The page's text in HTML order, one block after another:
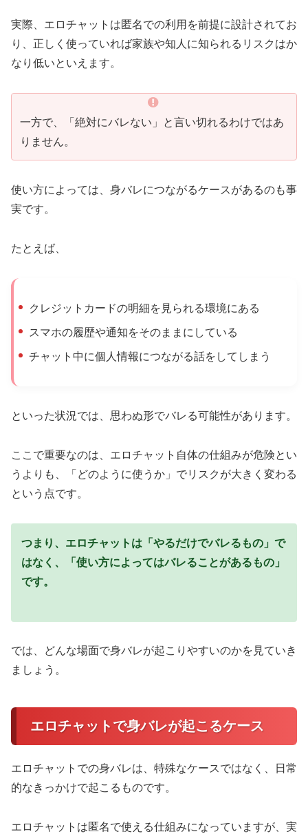
クレジットカードの明細にはどう表
示されますか？
家族や恋人にバレるケースは多いで
実際、エロチャットは匿名での利用を前提に設計されてお
り、正しく使っていれば家族や知人に知られるリスクはか
なり低いといえます。
一方で、「絶対にバレない」と言い切れるわけではあ
りません。
使い方によっては、身バレにつながるケースがあるのも事
実です。
たとえば、
クレジットカードの明細を見られる環境にある
スマホの履歴や通知をそのままにしている
チャット中に個人情報につながる話をしてしまう
といった状況では、思わぬ形でバレる可能性があります。
ここで重要なのは、エロチャット自体の仕組みが危険とい
うよりも、「どのように使うか」でリスクが大きく変わる
という点です。
つまり、エロチャットは「やるだけでバレるもの」で
はなく、「使い方によってはバレることがあるもの」
です。
では、どんな場面で身バレが起こりやすいのかを見ていき
ましょう。
エロチャットで身バレが起こるケース
エロチャットでの身バレは、特殊なケースではなく、日常
的なきっかけで起こるものです。
エロチャットは匿名で使える仕組みになっていますが、実